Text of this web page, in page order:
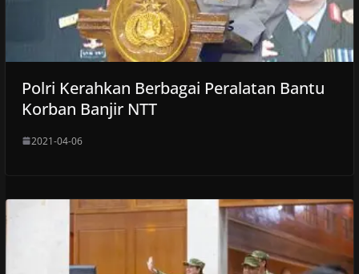
Polri Kerahkan Berbagai Peralatan Bantu
Korban Banjir NTT
2021-04-06